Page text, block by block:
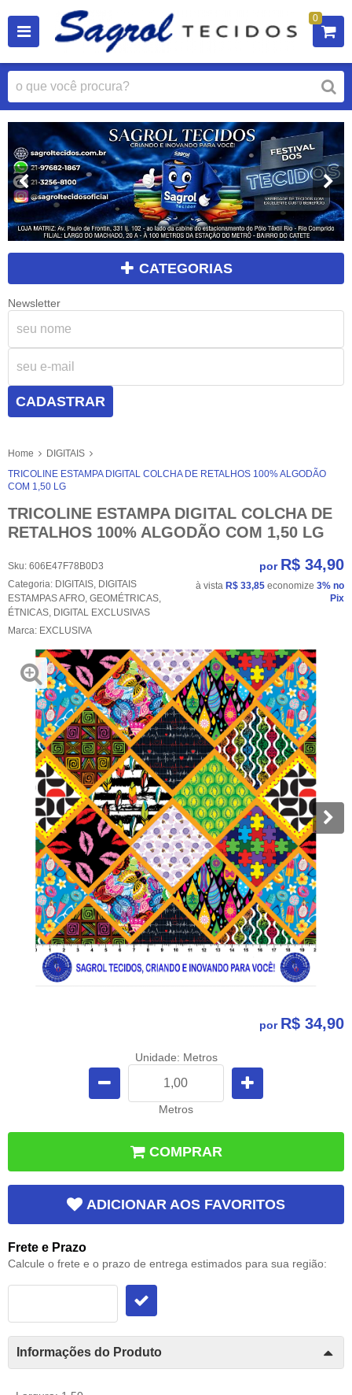
0
CATEGORIAS
Newsletter
CADASTRAR
Home
DIGITAIS
TRICOLINE ESTAMPA DIGITAL COLCHA DE RETALHOS 100% ALGODÃO
COM 1,50 LG
TRICOLINE ESTAMPA DIGITAL COLCHA DE
RETALHOS 100% ALGODÃO COM 1,50 LG
Sku: 606E47F78B0D3
Categoria: DIGITAIS, DIGITAIS
ESTAMPAS AFRO, GEOMÉTRICAS,
ÉTNICAS, DIGITAL EXCLUSIVAS
Marca: EXCLUSIVA
por R$ 34,90
à vista R$ 33,85 economize 3% no
Pix
por R$ 34,90
Unidade: Metros
Metros
COMPRAR
ADICIONAR AOS FAVORITOS
Frete e Prazo
Calcule o frete e o prazo de entrega estimados para sua região:
Informações do Produto